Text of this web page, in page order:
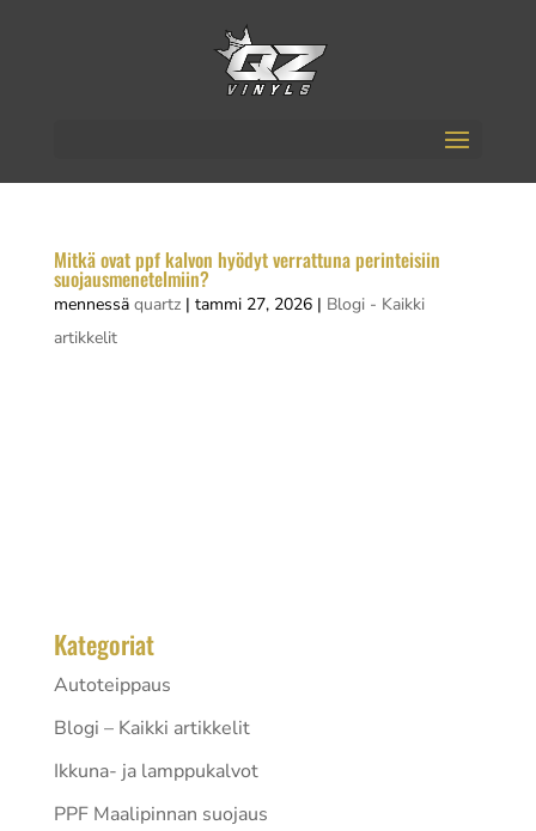
Mitkä ovat ppf kalvon hyödyt verrattuna perinteisiin
suojausmenetelmiin?
mennessä quartz| tammi 27, 2026| Blogi - Kaikki
artikkelit
Kategoriat
Autoteippaus
Blogi – Kaikki artikkelit
Ikkuna- ja lamppukalvot
PPF Maalipinnan suojaus